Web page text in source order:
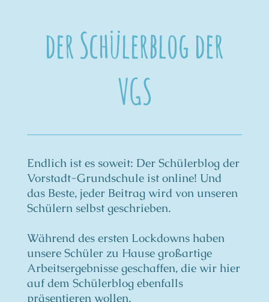
der Schülerblog der
VGS
Endlich ist es soweit: Der Schülerblog der
Vorstadt-Grundschule ist online! Und
das Beste, jeder Beitrag wird von unseren
Schülern selbst geschrieben.
Während des ersten Lockdowns haben
unsere Schüler zu Hause großartige
Arbeitsergebnisse geschaffen, die wir hier
auf dem Schülerblog ebenfalls
präsentieren wollen.